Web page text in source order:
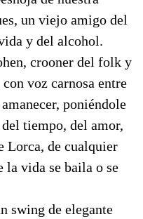
un viejo amigo del
y del alcohol.
crooner del folk y
voz carnosa entre
poniéndole
tiempo, del amor,
Lorca, de cualquier
la vida se baila o se
swing de elegante